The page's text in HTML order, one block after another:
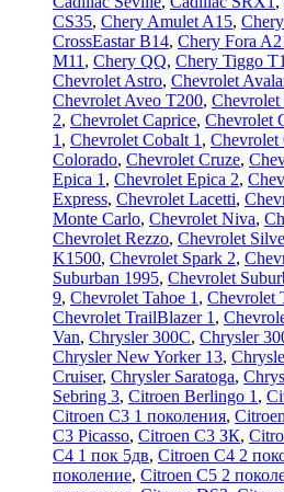
CS35, Chery Amulet A15,
CrossEastar B14, Chery Fora
M11 , Chery QQ, Chery Tiggo
Chevrolet Astro, Chevrolet
Chevrolet Aveo Т200, Chevrolet
2, Chevrolet Caprice, Chevrolet
1 , Chevrolet Cobalt 1 , Chevrolet
Colorado, Chevrolet Cruze,
Epica 1 , Chevrolet Epica 2,
Express, Chevrolet Lacetti,
Monte Carlo, Chevrolet Niva,
Chevrolet Rezzo, Chevrolet
K1500, Chevrolet Spark 2,
Suburban 1995, Chevrolet
9, Chevrolet Tahoe 1 , Chevrolet
Chevrolet TrailBlazer 1 ,
Van, Chrysler 300C, Chrysler
Chrysler New Yorker 13,
Cruiser, Chrysler Saratoga,
Sebring 3, Citroen Berlingo 1 ,
Citroen C3 1 поколения,
C3 Picasso, Citroen C3 ЗК,
C4 1 пок 5дв, Citroen C4 2
поколение, Citroen C5 2